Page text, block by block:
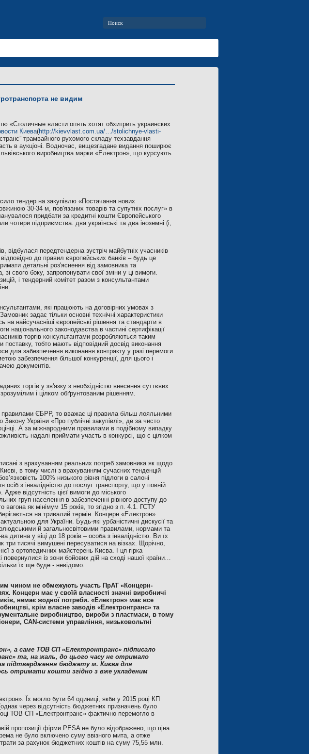
не видим
«Столичные власти опять хотят обхитрить украинских
Киева(http://kievvlast.com.ua/…/stolichnye-vlasti-
трамвайного рухомого складу техзавдання
в аукціоні. Водночас, вищезгадане видання поширює
виробництва марки «Електрон», що курсують
тендер на закупівлю «Постачання нових
30-34 м, пов'язаних товарів та супутніх послуг» в
придбати за кредитні кошти Європейського
чотири підприємства: два українські та два іноземні (і,
передтендерна зустріч майбутніх учасників
до правил європейських банків – будь це
детальні роз'яснення від замовника та
свого боку, запропонувати свої зміни у ці вимоги.
і тендерний комітет разом з консультантами
які працюють на договірних умовах з
задає тільки основні технічні характеристики
на найсучасніші європейські рішення та стандарти в
національного законодавства в частині сертифікації
торгів консультантами розробляються таким
тобто мають відповідний досвід виконання
для забезпечення виконання контракту у разі перемоги
забезпечення більшої конкуренції, для цього і
документів.
торгів у зв'язку з необхідністю внесення суттєвих
і цілком обґрунтованим рішенням.
правилами ЄБРР, то вважає ці правила більш лояльними
України «Про публічні закупівлі», де за чисто
А за міжнародними правилами в подібному випадку
надалі приймати участь в конкурсі, що є цілком
з врахуванням реальних потреб замовника як щодо
в тому числі з врахуванням сучасних тенденцій
100% низького рівня підлоги в салоні
осіб з інвалідністю до послуг транспорту, що у повній
Адже відсутність цієї вимоги до міського
груп населення в забезпеченні рівного доступу до
вагона як мінімум 15 років, то згідно з п. 4.1. ГСТУ
на тривалий термін. Концерн «Електрон»
для України. Будь-які урбаністичні дискусії та
й загальносвітовими правилами, нормами та
у віці до 18 років – особа з інвалідністю. Ви їх
три тисячі вимушені пересуватися на візках. Щорічно,
з ортопедичних майстерень Києва. І ця гірка
із зони бойових дій на сході нашої країни…
їх ще буде - невідомо.
чином не обмежують участь ПрАТ «Концерн-
Концерн має у своїй власності значні виробничі
немає жодної потреби. «Електрон» має все
крім власне заводів «Електронтранс» та
виробництво, вироби з пластмаси, в тому
CAN-системи управління, низьковольтні
а саме ТОВ СП «Електронтранс» підписало
та, на жаль, до цього часу не отримало
підтвердження бюджету м. Києва для
отримати кошти згідно з вже укладеним
Їх могло бути 64 одиниці, якби у 2015 році КП
через відсутність бюджетних призначень було
ТОВ СП «Електронтранс» фактично перемогло в
пропозиції фірми PESA не було відображено, що ціна
не було включено суму ввізного мита, а отже
за рахунок бюджетних коштів на суму 75,55 млн.